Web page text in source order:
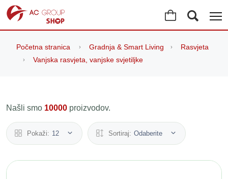
Početna stranica Gradnja & Smart Living
Rasvjeta
Vanjska rasvjeta, vanjske svjetiljke
Našli smo 10000 proizvodov.
Pokaži: 12 Sortiraj: Odaberite